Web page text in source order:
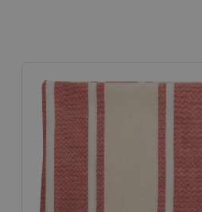
della
galleria
immagini